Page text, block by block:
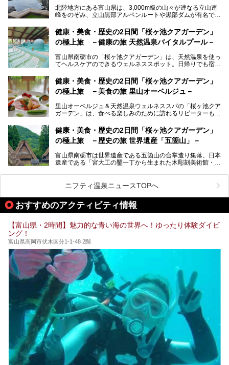
ます。日常から少し離れて、山懐で自然に癒されたいと思う
方にぴったりの温泉です。冬なら雪景色も絵になりますよ。
───
提供元：オリックス・ホテルマネジメント株式会社【PR】
この記事は黒部・宇奈月温泉 やまのはのPR記事です。
北陸地方にある富山県は、3,000m級の山々が連なる立山連
峰をのぞみ、立山黒部アルペンルートや黒部ダムが有名で
の（新鮮な）海の幸も見逃せません！
北陸新幹線が開業し、実は東京からも2時間ほどでアクセス
のいい天然温泉が豊富で、すぐにでも出かけたくなる施設が
満載ですよ。
健康・美食・歴史の2日間「桜ヶ池クアガーデン」
の極上旅 －健康の旅 天然温泉バイタルプール－
富山県南砺市の「桜ヶ池クアガーデン」は、天然温泉を使っ
てヘルスケアのできるウェルネススポット。日帰りでも宿泊
るので、ゆったり楽しみながら美しく健康に。
そんな「桜ヶ池クアガーデン」の天然温泉バイタルプールと
ートしたいと思います。
健康・美食・歴史の2日間「桜ヶ池クアガーデン」
の極上旅 －美食の旅 里山オーベルジュ－
里山オーベルジュ＆天然温泉ウェルネススパの「桜ヶ池クア
ガーデン」は、食べる楽しみのために訪れるリピーターも多
月、水はフレンチ、火、木は和食、土日はその両方がランチ
とディナーで味わえます。オリジナルのスイーツも評判で
す。
そんな「桜ヶ池クアガーデン」に宿泊して、食を満喫してき
たのでじっくりご紹介します！
健康・美食・歴史の2日間「桜ヶ池クアガーデン」
の極上旅 －歴史の旅 世界遺産「五箇山」－
富山県南砺市は世界遺産である五箇山の合掌造り集落、日本
遺産である「宮大工の鑿一丁から生まれた木彫刻美術館・井
小京都・城端と、とても魅力的な観光スポットがたくさんあ
ります。
城端の郊外に建つ里山オーベルジュ＆温泉ウェルネススパ
「桜ヶ池クアガーデン」に泊まって、歴史の旅にお出かけし
てみませんか？
ニフティ温泉ニュースTOPへ
おすすめのアクティビティ情報
【富山県・2時間】魅力的な青い海の世界へ！ゆったり体験ダイビ
ング！
富山県高岡市伏木国分1-1-48 2階